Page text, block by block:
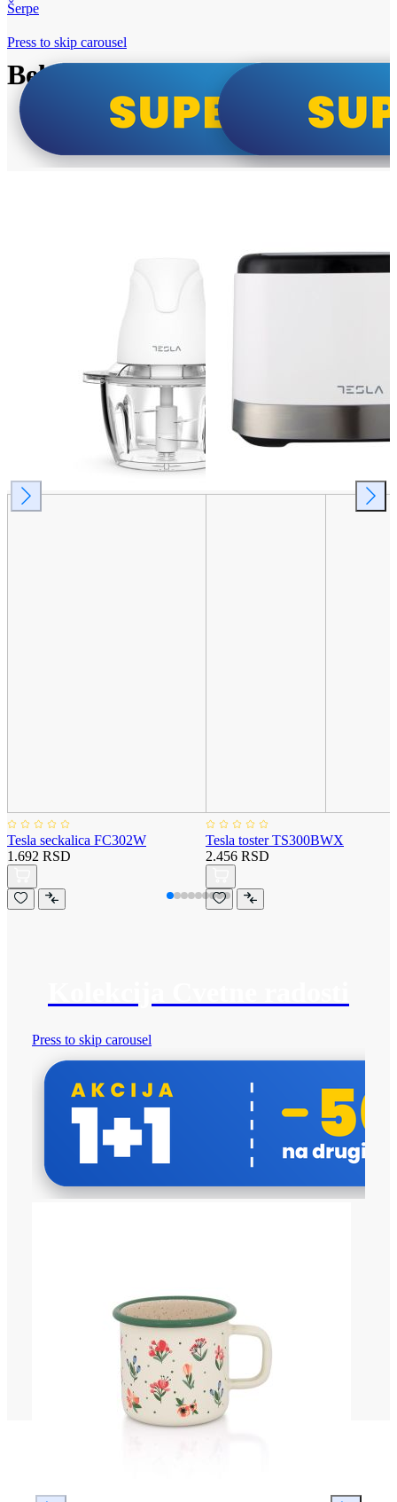
Šerpe
Beko i Tesla super cene
Press to skip carousel
Tesla seckalica FC302W
1.692 RSD
Tesla toster TS300BWX
2.456 RSD
Press to skip carousel